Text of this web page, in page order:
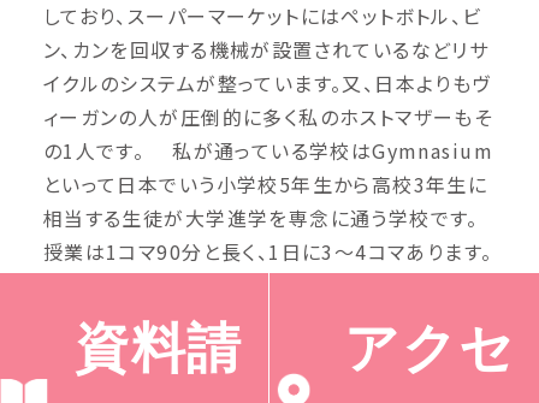
資料請
アクセ
しており、スーパーマーケットにはペットボトル、ビ
ン、カンを回収する機械が設置されているなどリサ
イクルのシステムが整っています。又、日本よりもヴ
ィーガンの人が圧倒的に多く私のホストマザーもそ
の1人です。 私が通っている学校はGymnasium
といって日本でいう小学校5年生から高校3年生に
相当する生徒が大学進学を専念に通う学校です。
授業は1コマ90分と長く、1日に3〜4コマあります。
き取りをする授業はほとんどありません。まだドイ
ツ語が流暢でない私にとって参加するのはとても
難しいですが、段々と理解できるようになってくると